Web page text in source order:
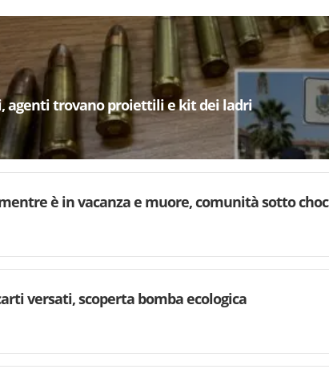
agenti trovano proiettili e kit dei ladri
è in vacanza e muore, comunità sotto choc
versati, scoperta bomba ecologica